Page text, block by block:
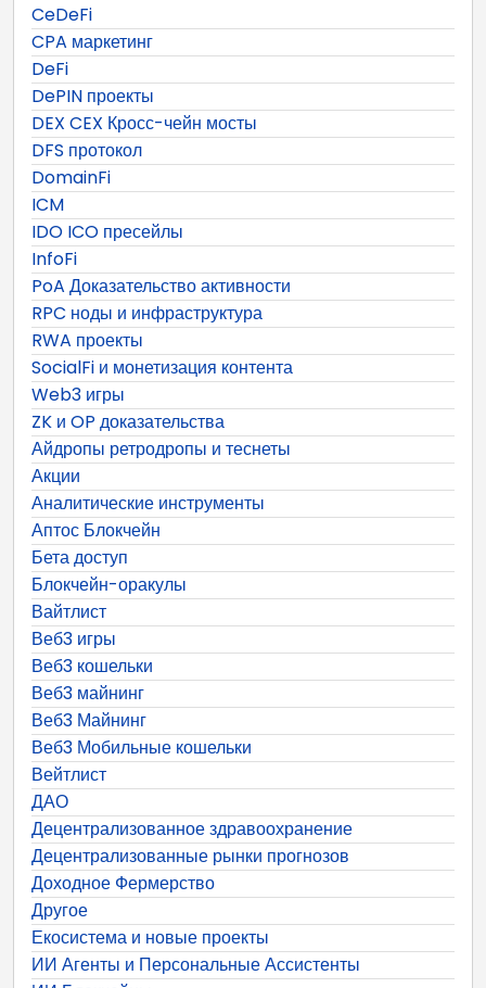
CeDeFi
CPA маркетинг
DeFi
DePIN проекты
DEX CEX Кросс-чейн мосты
DFS протокол
DomainFi
ICM
IDO ICO пресейлы
InfoFi
PoA Доказательство активности
RPC ноды и инфраструктура
RWA проекты
SocialFi и монетизация контента
Web3 игры
ZK и OP доказательства
Айдропы ретродропы и теснеты
Акции
Аналитические инструменты
Аптос Блокчейн
Бета доступ
Блокчейн-оракулы
Вайтлист
Веб3 игры
Веб3 кошельки
Веб3 майнинг
Веб3 Майнинг
Веб3 Мобильные кошельки
Вейтлист
ДАО
Децентрализованное здравоохранение
Децентрализованные рынки прогнозов
Доходное Фермерство
Другое
Екосистема и новые проекты
ИИ Агенты и Персональные Ассистенты